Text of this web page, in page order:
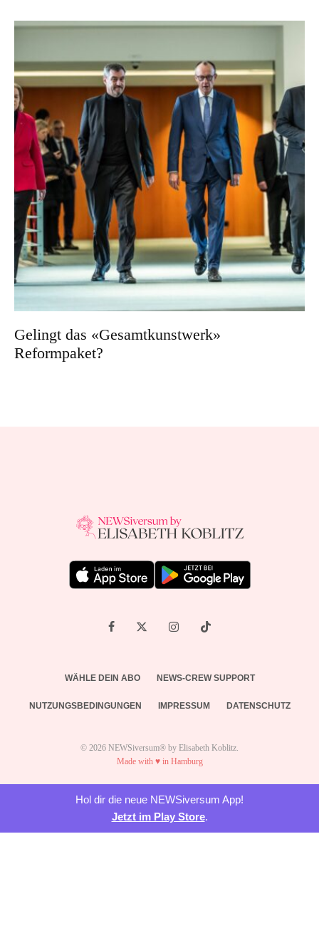
Gelingt das «Gesamtkunstwerk»
Reformpaket?
WÄHLE DEIN ABO NEWS-CREW SUPPORT
NUTZUNGSBEDINGUNGEN IMPRESSUM DATENSCHUTZ
© 2026 NEWSiversum® by Elisabeth Koblitz.
Made with ♥ in Hamburg
Hol dir die neue NEWSiversum App!
Jetzt im Play Store.